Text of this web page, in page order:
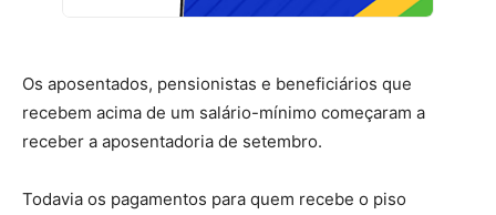
Os aposentados, pensionistas e beneficiários que
recebem acima de um salário-mínimo começaram a
receber a aposentadoria de setembro.
Todavia os pagamentos para quem recebe o piso